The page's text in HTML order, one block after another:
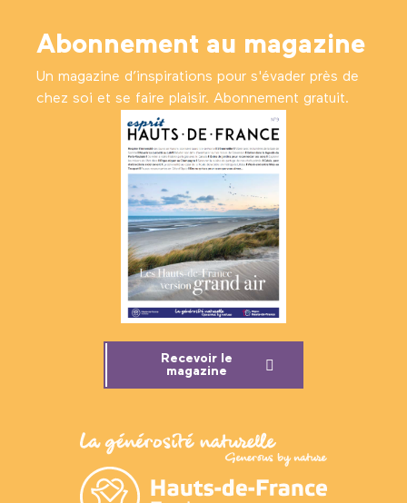
Abonnement au magazine
Un magazine d’inspirations pour s'évader près de
chez soi et se faire plaisir. Abonnement gratuit.
Recevoir le
magazine